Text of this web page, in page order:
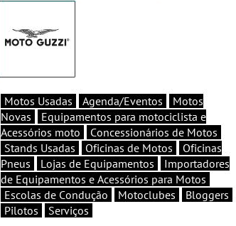
Motos Usadas Agenda/Eventos
Motos
Novas
Equipamentos para motociclista e
Acessórios moto
Concessionários de Motos
Stands Usadas
Oficinas de Motos
Oficinas
Pneus
Lojas de Equipamentos
Importadores
de Equipamentos e Acessórios para Motos
Escolas de Condução
Motoclubes
Bloggers
Pilotos
Serviços